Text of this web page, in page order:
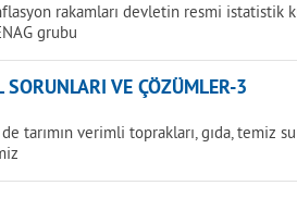
rakamları devletin resmi istatistik
grubu
VE ÇÖZÜMLER-3
tarımın verimli toprakları, gıda, temiz